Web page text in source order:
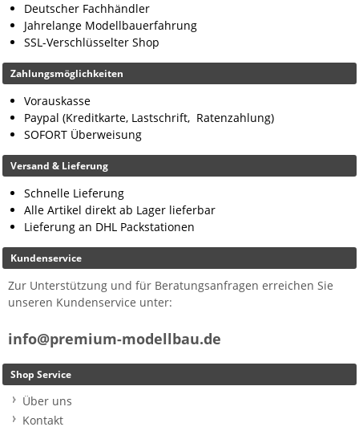
Deutscher Fachhändler
Jahrelange Modellbauerfahrung
SSL-Verschlüsselter Shop
Zahlungsmöglichkeiten
Vorauskasse
Paypal (Kreditkarte, Lastschrift, Ratenzahlung)
SOFORT Überweisung
Versand & Lieferung
Schnelle Lieferung
Alle Artikel direkt ab Lager lieferbar
Lieferung an DHL Packstationen
Kundenservice
Zur Unterstützung und für Beratungsanfragen erreichen Sie
unseren Kundenservice unter:
info@premium-modellbau.de
Shop Service
Über uns
Kontakt